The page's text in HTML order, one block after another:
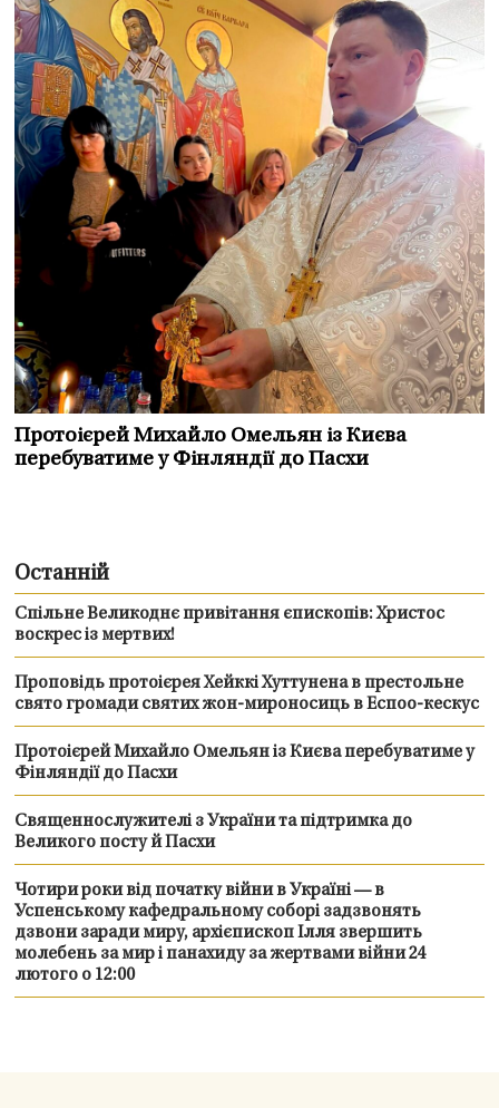
Протоієрей Михайло Омельян із Києва
перебуватиме у Фінляндії до Пасхи
Останній
Спільне Великоднє привітання єпископів: Христос
воскрес із мертвих!
Проповідь протоієрея Хейккі Хуттунена в престольне
свято громади святих жон-мироносиць в Еспоо-кескус
Протоієрей Михайло Омельян із Києва перебуватиме у
Фінляндії до Пасхи
Священнослужителі з України та підтримка до
Великого посту й Пасхи
Чотири роки від початку війни в Україні — в
Успенському кафедральному соборі задзвонять
дзвони заради миру, архієпископ Ілля звершить
молебень за мир і панахиду за жертвами війни 24
лютого о 12:00